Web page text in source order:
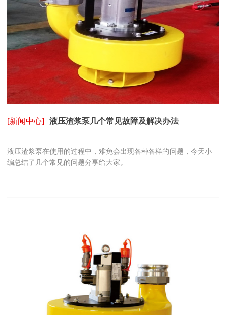
[新闻中心] 液压渣浆泵几个常见故障及解决办法
液压渣浆泵在使用的过程中，难免会出现各种各样的问题，今天小
编总结了几个常见的问题分享给大家。